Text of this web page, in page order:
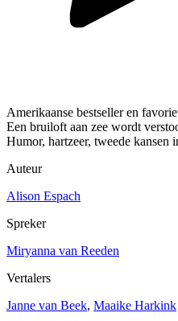
Amerikaanse bestseller en
Een bruiloft aan zee wordt
Humor, hartzeer, tweede kansen
Auteur
Alison Espach
Spreker
Miryanna van Reeden
Vertalers
Janne van Beek, Maaike Harkink